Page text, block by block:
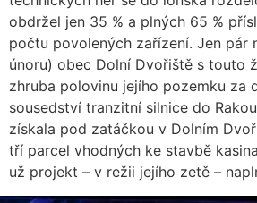
obdržel jen 35 % a plných 65 %
počtu povolených zařízení. Jen pár
únoru) obec Dolní Dvořiště s touto
zhruba polovinu jejího pozemku za
sousedství tranzitní silnice do
získala pod zatáčkou v Dolním
tří parcel vhodných ke stavbě
už projekt – v režii jejího zetě –